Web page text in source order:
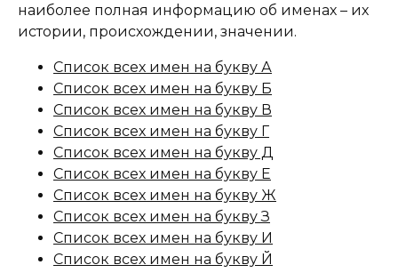
наиболее полная информацию об именах – их
истории, происхождении, значении.
Список всех имен на букву А
Список всех имен на букву Б
Список всех имен на букву В
Список всех имен на букву Г
Список всех имен на букву Д
Список всех имен на букву Е
Список всех имен на букву Ж
Список всех имен на букву З
Список всех имен на букву И
Список всех имен на букву Й